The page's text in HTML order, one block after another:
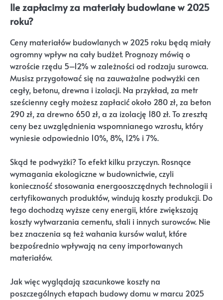
Ile zapłacimy za materiały budowlane w 2025
roku?
Ceny materiałów budowlanych w 2025 roku będą miały
ogromny wpływ na cały budżet. Prognozy mówią o
wzroście rzędu 5–12% w zależności od rodzaju surowca.
Musisz przygotować się na zauważalne podwyżki cen
cegły, betonu, drewna i izolacji. Na przykład, za metr
sześcienny cegły możesz zapłacić około 280 zł, za beton
290 zł, za drewno 650 zł, a za izolację 180 zł. To zresztą
ceny bez uwzględnienia wspomnianego wzrostu, który
wyniesie odpowiednio 10%, 8%, 12% i 7%.
Skąd te podwyżki? To efekt kilku przyczyn. Rosnące
wymagania ekologiczne w budownictwie, czyli
konieczność stosowania energooszczędnych technologii i
certyfikowanych produktów, windują koszty produkcji. Do
tego dochodzą wyższe ceny energii, które zwiększają
koszty wytwarzania cementu, stali i innych surowców. Nie
bez znaczenia są też wahania kursów walut, które
bezpośrednio wpływają na ceny importowanych
materiałów.
Jak więc wyglądają szacunkowe koszty na
poszczególnych etapach budowy domu w marcu 2025